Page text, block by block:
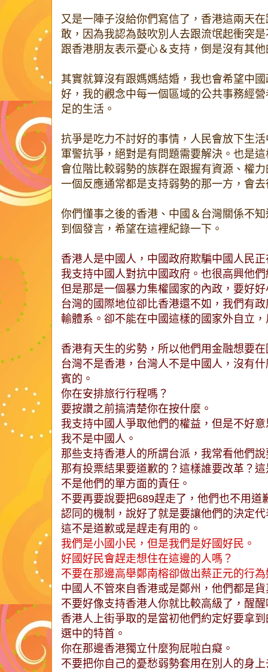
又是一陣子沒給你們寫信了，香港這兩天
敢，因為我認為鼓吹別人去跟流氓起衝突
跟香港朋友表示憂心＆支持，倒是沒有其
其實就算沒有跟媽媽結婚，我也會希望中
好，我的觀念中每一個區域的公共事務經
足的生活。
抗爭是吃力不討好的事情，人民會放下生
軍警抗爭，絕對是有問題需要解決。也是
會位階比較弱勢的族群在跟握有資源、權
一個反應通常都是支持弱勢的那一方，會
你們懂事之後的香港、中國＆台灣關係不
到個發言，希望在這裡紀錄一下。
香港人是中國人，中國政府欺騙中國人民
我支持中國人對抗中國政府。也很高興他
但是那是一個暴力集權國家的內政，要好
台灣的國際地位卻比香港還不如，我們有
輸體系。卻不能在中國這樣的國家外自立
香港有天生的劣勢，所以他們用金融想要
台灣不是香港，台灣人不是中國人，沒有
賓的。
你在安排旅行行程嗎？
要按讚之前搞清楚你在按什麼。
我支持中國人爭取他們的權益，但是不好
我不是中國人。
那些支持香港人的所謂台派，我常看他們
那有投票結果要道歉的？這樣誰要改革？
不是他們的單方面的責任。
不要再要說要把689趕走了，他們也不用道
認同的機制，說好了就是要讓他們的決定
這不是道歉或是趕走有用的。
我們是小國小民，但是我們是好國好民。
好國好民會趕走想住在這邊的人嗎？
不要在那邊高舉鄭南榕卻做出蔡正元的行
中國人不管來自香港或是鄭州，他們都是
不要好像支持香港人你就比較高級了，醒
香港人上街爭取的是當初他們約定好要拿
選中的特首。
你在那邊香港獨立什麼狗屁啦白癡。
不要把你自己的憂愁弱勢套用在別人的身